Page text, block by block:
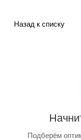
Назад к списку
Подберём